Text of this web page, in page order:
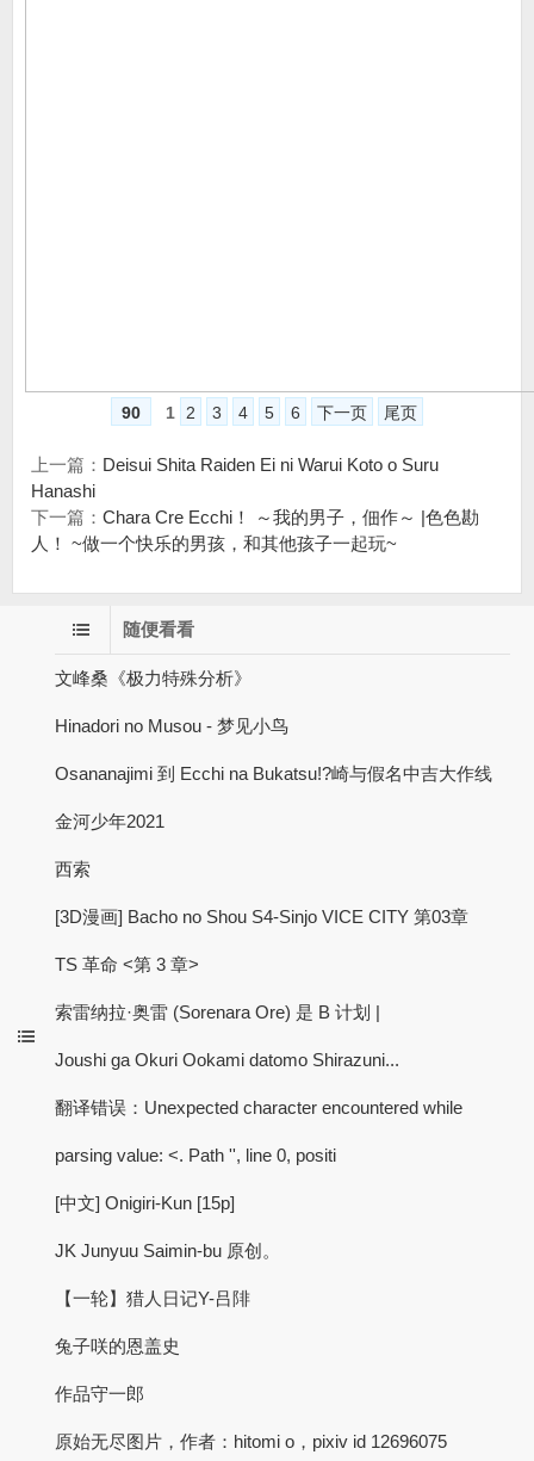
90 1 2 3 4 5 6 下一页 尾页
上一篇： Deisui Shita Raiden Ei ni Warui Koto o Suru
Hanashi
下一篇： Chara Cre Ecchi！ ～我的男子，佃作～ |色色勘
人！ ~做一个快乐的男孩，和其他孩子一起玩~
随便看看
文峰桑《极力特殊分析》
Hinadori no Musou - 梦见小鸟
Osananajimi 到 Ecchi na Bukatsu!?崎与假名中吉大作线
金河少年2021
西索
[3D漫画] Bacho no Shou S4-Sinjo VICE CITY 第03章
TS 革命 <第 3 章>
索雷纳拉·奥雷 (Sorenara Ore) 是 B 计划 |
Joushi ga Okuri Ookami datomo Shirazuni...
翻译错误：Unexpected character encountered while
parsing value: <. Path '', line 0, positi
[中文] Onigiri-Kun [15p]
JK Junyuu Saimin-bu 原创。
【一轮】猎人日记Y-吕陫
兔子咲的恩盖史
作品守一郎
原始无尽图片，作者：hitomi o，pixiv id 12696075